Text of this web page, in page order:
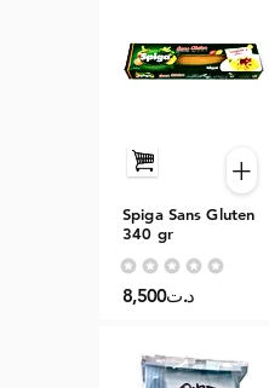
+
Spiga Sans Gluten
340 gr
Aucune note pour le moment
8,500د.ت